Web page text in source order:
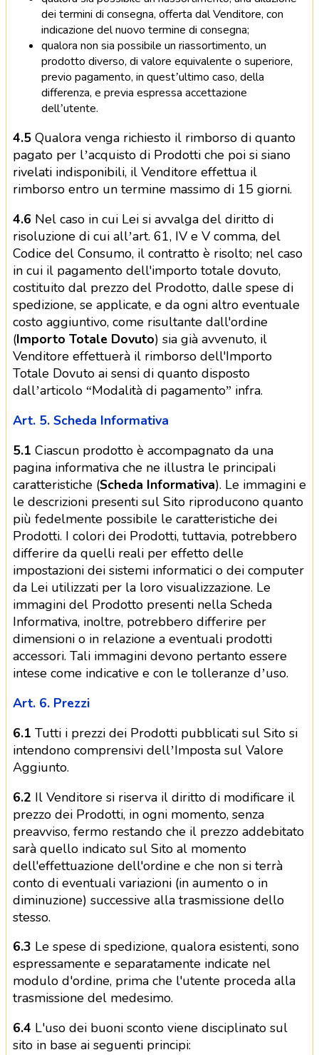
dei termini di consegna, offerta dal Venditore, con
indicazione del nuovo termine di consegna;
qualora non sia possibile un riassortimento, un
prodotto diverso, di valore equivalente o superiore,
previo pagamento, in quest’ultimo caso, della
differenza, e previa espressa accettazione
dell’utente.
4.5 Qualora venga richiesto il rimborso di quanto
pagato per l’acquisto di Prodotti che poi si siano
rivelati indisponibili, il Venditore effettua il
rimborso entro un termine massimo di 15 giorni.
4.6 Nel caso in cui Lei si avvalga del diritto di
risoluzione di cui all’art. 61, IV e V comma, del
Codice del Consumo, il contratto è risolto; nel caso
in cui il pagamento dell'importo totale dovuto,
costituito dal prezzo del Prodotto, dalle spese di
spedizione, se applicate, e da ogni altro eventuale
costo aggiuntivo, come risultante dall'ordine
(Importo Totale Dovuto) sia già avvenuto, il
Venditore effettuerà il rimborso dell'Importo
Totale Dovuto ai sensi di quanto disposto
dall’articolo “Modalità di pagamento” infra.
Art. 5. Scheda Informativa
5.1 Ciascun prodotto è accompagnato da una
pagina informativa che ne illustra le principali
caratteristiche (Scheda Informativa). Le immagini e
le descrizioni presenti sul Sito riproducono quanto
più fedelmente possibile le caratteristiche dei
Prodotti. I colori dei Prodotti, tuttavia, potrebbero
differire da quelli reali per effetto delle
impostazioni dei sistemi informatici o dei computer
da Lei utilizzati per la loro visualizzazione. Le
immagini del Prodotto presenti nella Scheda
Informativa, inoltre, potrebbero differire per
dimensioni o in relazione a eventuali prodotti
accessori. Tali immagini devono pertanto essere
intese come indicative e con le tolleranze d’uso.
Art. 6. Prezzi
6.1 Tutti i prezzi dei Prodotti pubblicati sul Sito si
intendono comprensivi dell’Imposta sul Valore
Aggiunto.
6.2 Il Venditore si riserva il diritto di modificare il
prezzo dei Prodotti, in ogni momento, senza
preavviso, fermo restando che il prezzo addebitato
sarà quello indicato sul Sito al momento
dell'effettuazione dell'ordine e che non si terrà
conto di eventuali variazioni (in aumento o in
diminuzione) successive alla trasmissione dello
stesso.
6.3 Le spese di spedizione, qualora esistenti, sono
espressamente e separatamente indicate nel
modulo d'ordine, prima che l'utente proceda alla
trasmissione del medesimo.
6.4 L'uso dei buoni sconto viene disciplinato sul
sito in base ai seguenti principi: